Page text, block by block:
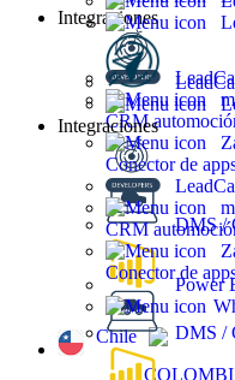
Integraciones
CRM
Conector de
DMS /
Power
Chile
Integraciones
CRM
Conector de
DMS /